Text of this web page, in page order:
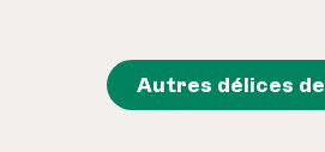
Autres délices